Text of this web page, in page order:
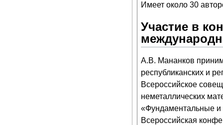
Имеет около 30
Участие в
А.В. Мананков
республиканских и
Всероссийское
неметаллических
«Фундаментальные
Всероссийская